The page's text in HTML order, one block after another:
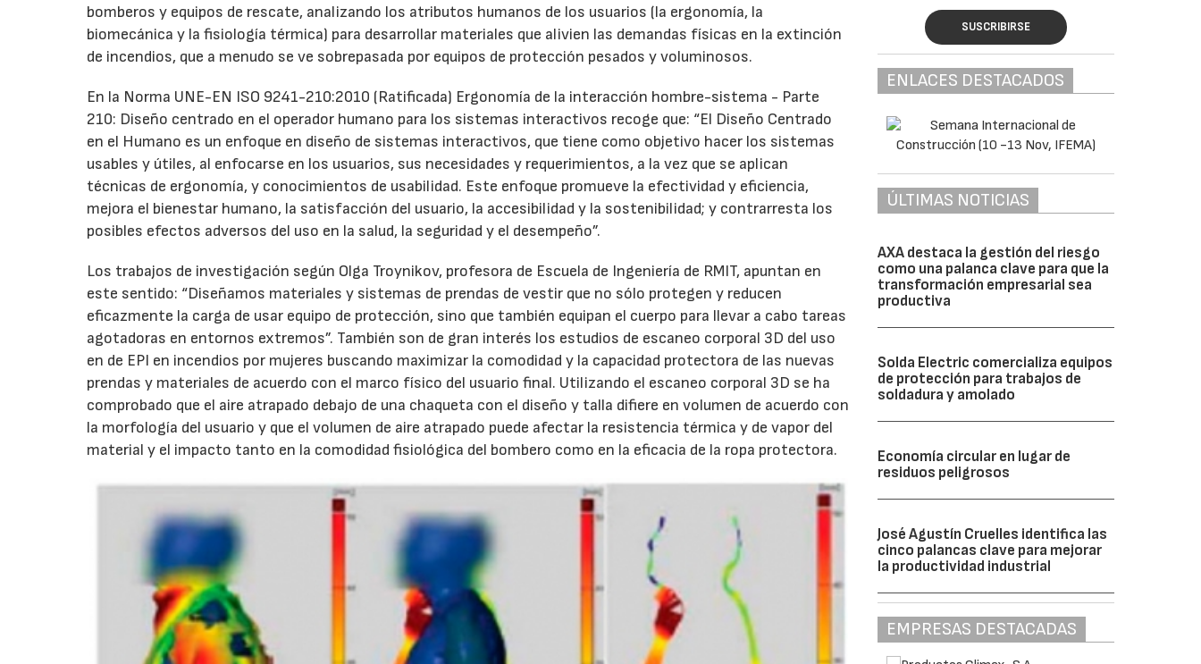
bomberos y equipos de rescate, analizando los atributos humanos de los usuarios (la ergonomía, la
biomecánica y la fisiología térmica) para desarrollar materiales que alivien las demandas físicas en la extinción
de incendios, que a menudo se ve sobrepasada por equipos de protección pesados y voluminosos.
En la Norma UNE-EN ISO 9241-210:2010 (Ratificada) Ergonomía de la interacción hombre-sistema - Parte
210: Diseño centrado en el operador humano para los sistemas interactivos recoge que: “El Diseño Centrado
en el Humano es un enfoque en diseño de sistemas interactivos, que tiene como objetivo hacer los sistemas
usables y útiles, al enfocarse en los usuarios, sus necesidades y requerimientos, a la vez que se aplican
técnicas de ergonomía, y conocimientos de usabilidad. Este enfoque promueve la efectividad y eficiencia,
mejora el bienestar humano, la satisfacción del usuario, la accesibilidad y la sostenibilidad; y contrarresta los
posibles efectos adversos del uso en la salud, la seguridad y el desempeño”.
Los trabajos de investigación según Olga Troynikov, profesora de Escuela de Ingeniería de RMIT, apuntan en
este sentido: “Diseñamos materiales y sistemas de prendas de vestir que no sólo protegen y reducen
eficazmente la carga de usar equipo de protección, sino que también equipan el cuerpo para llevar a cabo tareas
agotadoras en entornos extremos”. También son de gran interés los estudios de escaneo corporal 3D del uso
en de EPI en incendios por mujeres buscando maximizar la comodidad y la capacidad protectora de las nuevas
prendas y materiales de acuerdo con el marco físico del usuario final. Utilizando el escaneo corporal 3D se ha
comprobado que el aire atrapado debajo de una chaqueta con el diseño y talla difiere en volumen de acuerdo con
la morfología del usuario y que el volumen de aire atrapado puede afectar la resistencia térmica y de vapor del
material y el impacto tanto en la comodidad fisiológica del bombero como en la eficacia de la ropa protectora.
SUSCRIBIRSE
ENLACES DESTACADOS
ÚLTIMAS NOTICIAS
AXA destaca la gestión del riesgo
como una palanca clave para que la
transformación empresarial sea
productiva
Solda Electric comercializa equipos
de protección para trabajos de
soldadura y amolado
Economía circular en lugar de
residuos peligrosos
José Agustín Cruelles identifica las
cinco palancas clave para mejorar
la productividad industrial
EMPRESAS DESTACADAS